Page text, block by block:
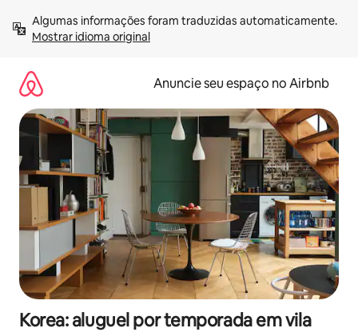
para
Mostrar idioma original
Anuncie seu espaço no Airbnb
Korea: aluguel por temporada em vila